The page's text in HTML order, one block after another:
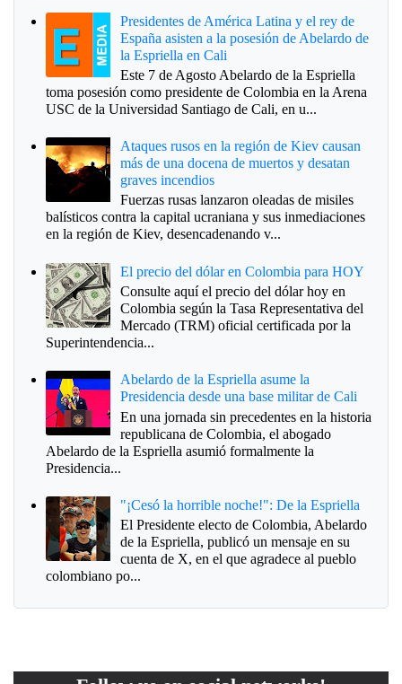
Presidentes de América Latina y el rey de
España asisten a la posesión de Abelardo de
la Espriella en Cali
Este 7 de Agosto Abelardo de la Espriella
toma posesión como presidente de Colombia en la Arena
USC de la Universidad Santiago de Cali, en u...
Ataques rusos en la región de Kiev causan
más de una docena de muertos y desatan
graves incendios
Fuerzas rusas lanzaron oleadas de misiles
balísticos contra la capital ucraniana y sus inmediaciones
en la región de Kiev, desencadenando v...
El precio del dólar en Colombia para HOY
Consulte aquí el precio del dólar hoy en
Colombia según la Tasa Representativa del
Mercado (TRM) oficial certificada por la
Superintendencia...
Abelardo de la Espriella asume la
Presidencia desde una base militar de Cali
En una jornada sin precedentes en la historia
republicana de Colombia, el abogado
Abelardo de la Espriella asumió formalmente la
Presidencia...
"¡Cesó la horrible noche!": De la Espriella
El Presidente electo de Colombia, Abelardo
de la Espriella, publicó un mensaje en su
cuenta de X, en el que agradece al pueblo
colombiano po...